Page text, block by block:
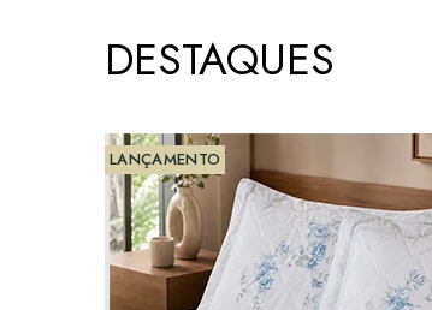
DESTAQUES
LANÇAMENTO